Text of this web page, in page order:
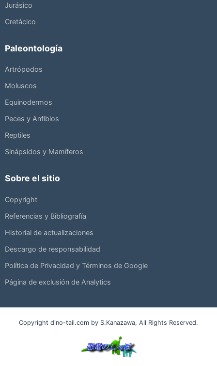
Jurásico
Cretácico
Paleontología
Artrópodos
Moluscos
Equinodermos
Peces y Anfibios
Reptiles
Sinápsidos y Mamíferos
Sobre el sitio
Copyright
Referencias y Bibliografía
Historial de actualizaciones
Descargo de responsabilidad
Política de Privacidad y Términos de Google
Página de exclusión de Analytics
Copyright dino-tail.com by S.Kanazawa, All Rights Reserved.